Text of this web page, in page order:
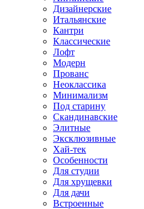
Дизайнерские
Итальянские
Кантри
Классические
Лофт
Модерн
Прованс
Неоклассика
Минимализм
Под старину
Скандинавские
Элитные
Эксклюзивные
Хай-тек
Особенности
Для студии
Для хрущевки
Для дачи
Встроенные